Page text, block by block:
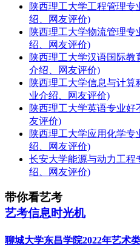
陕西理工大学工程管理
绍、网友评价)
陕西理工大学物流管理
绍、网友评价)
陕西理工大学汉语国际
介绍、网友评价)
陕西理工大学信息与计
业介绍、网友评价)
陕西理工大学英语专业好
友评价)
陕西理工大学应用化学
绍、网友评价)
长安大学能源与动力工程
绍、网友评价)
带你看艺考
艺考信息时光机
聊城大学东昌学院2022年艺术